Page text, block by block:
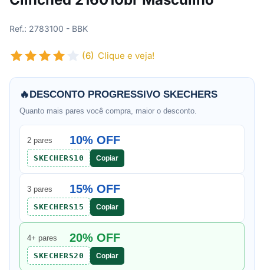
Ref.: 2783100 - BBK
(6) Clique e veja!
🔥DESCONTO PROGRESSIVO SKECHERS
Quanto mais pares você compra, maior o desconto.
2 pares 10% OFF
SKECHERS10 Copiar
3 pares 15% OFF
SKECHERS15 Copiar
4+ pares 20% OFF
SKECHERS20 Copiar